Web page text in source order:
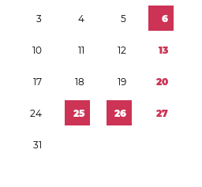
3 4 5 6
10 11 12 13
17 18 19 20
24 25 26 27
31